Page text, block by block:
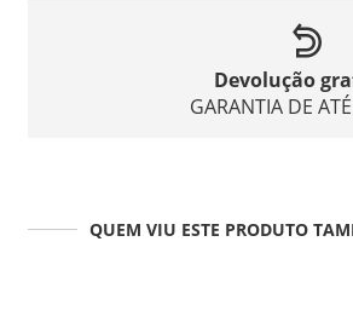
Devolução
GARANTIA DE
QUEM VIU ESTE PRODUTO